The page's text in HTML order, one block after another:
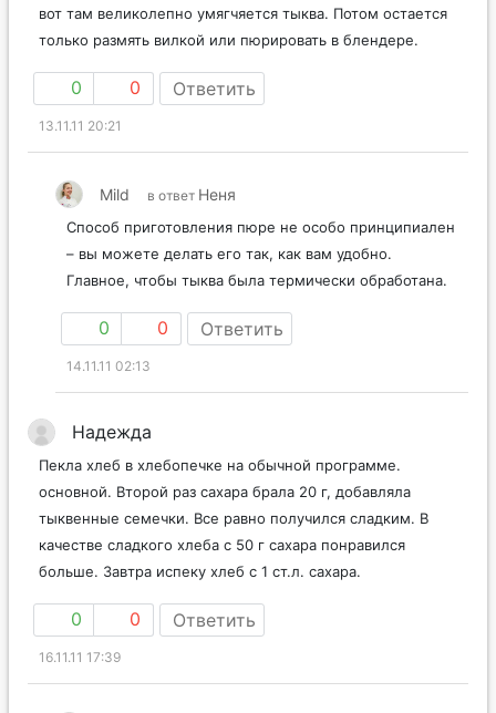
вот там великолепно умягчяется тыква. Потом остается
только размять вилкой или пюрировать в блендере.
0 0 Ответить
13.11.11 20:21
Mild в ответ Неня
Способ приготовления пюре не особо принципиален
– вы можете делать его так, как вам удобно.
Главное, чтобы тыква была термически обработана.
0 0 Ответить
14.11.11 02:13
Надежда
Пекла хлеб в хлебопечке на обычной программе.
основной. Второй раз сахара брала 20 г, добавляла
тыквенные семечки. Все равно получился сладким. В
качестве сладкого хлеба с 50 г сахара понравился
больше. Завтра испеку хлеб с 1 ст.л. сахара.
0 0 Ответить
16.11.11 17:39